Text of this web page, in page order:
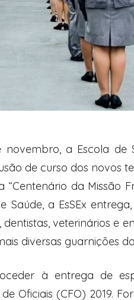
a Escola de
de curso dos novos
da Missão
a EsSEx
veterinários e
diversas guarnições
à entrega de
Oficiais (CFO) 2019.